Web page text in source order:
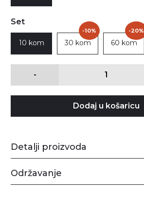
Set
10 kom 30 kom
-10%
60 kom
-20%
-
Dodaj u košaricu
Detalji proizvoda
Održavanje